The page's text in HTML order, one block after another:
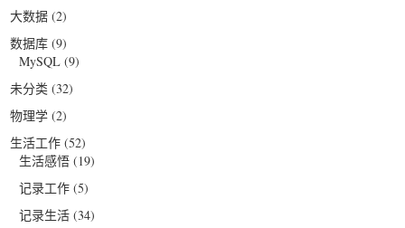
大数据 (2)
数据库 (9)
MySQL (9)
未分类 (32)
物理学 (2)
生活工作 (52)
生活感悟 (19)
记录工作 (5)
记录生活 (34)